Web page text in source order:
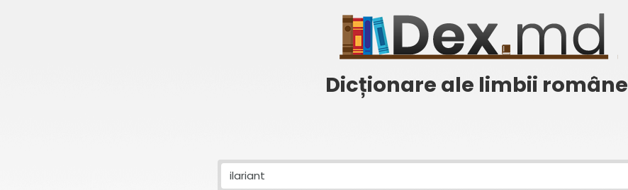
Dicționare ale limbii române